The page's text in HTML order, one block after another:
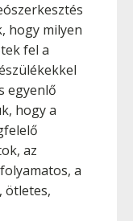
hogy milyen
fel a
egyenlő
hogy a
az
a
ötletes,